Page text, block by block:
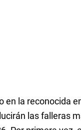
en la reconocida
las falleras